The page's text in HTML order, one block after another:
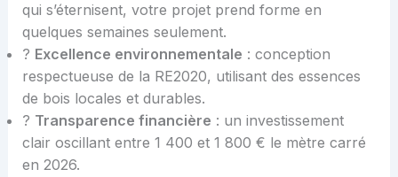
qui s’éternisent, votre projet prend forme en
quelques semaines seulement.
? Excellence environnementale : conception
respectueuse de la RE2020, utilisant des essences
de bois locales et durables.
? Transparence financière : un investissement
clair oscillant entre 1 400 et 1 800 € le mètre carré
en 2026.